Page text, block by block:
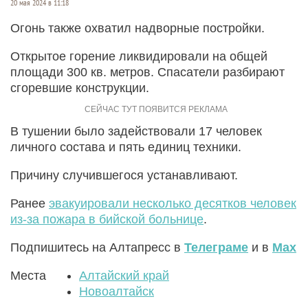
20 мая 2024 в 11:18
Огонь также охватил надворные постройки.
Открытое горение ликвидировали на общей
площади 300 кв. метров. Спасатели разбирают
сгоревшие конструкции.
В тушении было задействовали 17 человек
личного состава и пять единиц техники.
Причину случившегося устанавливают.
Ранее эвакуировали несколько десятков человек
из-за пожара в бийской больнице.
Подпишитесь на Алтапресс в Телеграме и в Max
Места
Алтайский край
Новоалтайск